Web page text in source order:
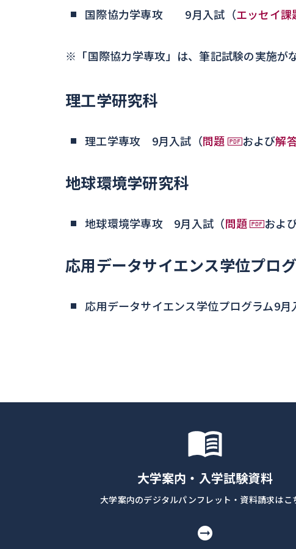
国際協力学専攻 9月入試（エッセイ課
※「国際協力学専攻」は、筆記試験の実施が
理工学研究科
理工学専攻 9月入試（問題 および解
地球環境学研究科
地球環境学専攻 9月入試（問題 およ
応用データサイエンス学位プロ
応用データサイエンス学位プログラム9月
大学案内・入学試験資料
大学案内のデジタルパンフレット・資料請求はこ